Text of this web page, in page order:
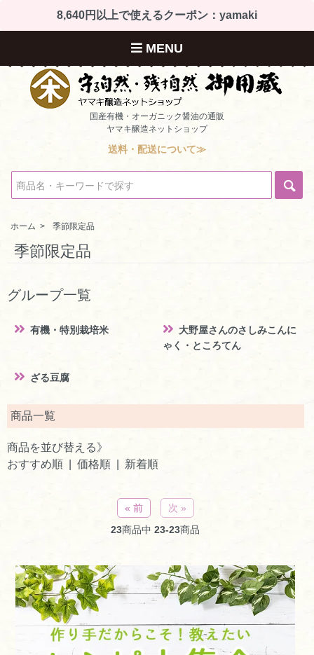
8,640円以上で使えるクーポン：yamaki
MENU
国産有機・オーガニック醤油の通販
ヤマキ醸造ネットショップ
送料・配送について≫
ホーム > 季節限定品
季節限定品
グループ一覧
有機・特別栽培米
大野屋さんのさしみこんに
ゃく・ところてん
ざる豆腐
商品一覧
商品を並び替える》
おすすめ順 | 価格順 | 新着順
« 前
次 »
23商品中 23-23商品